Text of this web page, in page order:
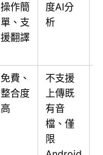
操作簡
單、支
援翻譯
度AI分
析
免費、
整合度
高
不支援
上傳既
有音
檔、僅
限